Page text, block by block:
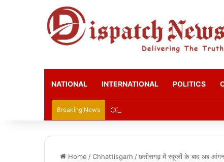
NATIONAL INTERNATIONAL POLITICS
Breaking News CGPSC Refutes Social Media
Home /Chhattisgarh /छत्तीसगढ़ में स्कूलों के बाद अब